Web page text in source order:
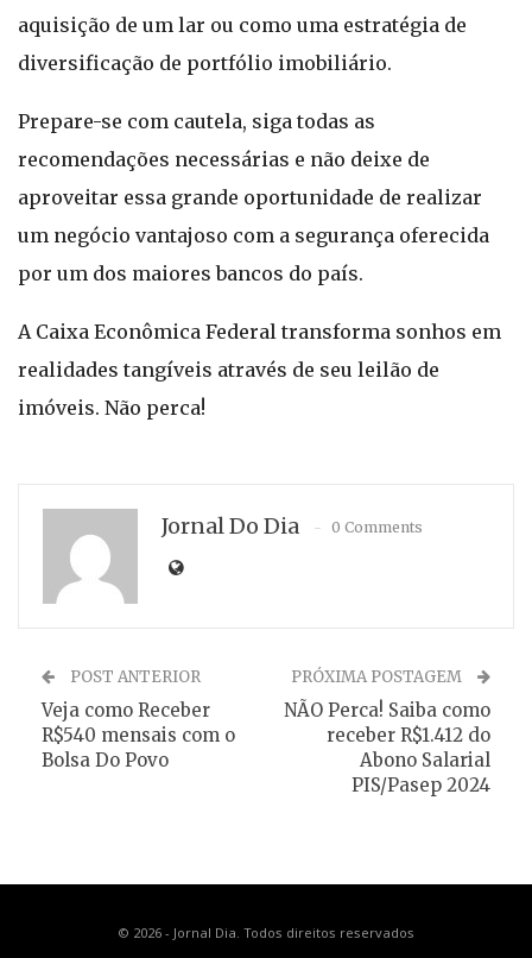
aquisição de um lar ou como uma estratégia de
diversificação de portfólio imobiliário.
Prepare-se com cautela, siga todas as
recomendações necessárias e não deixe de
aproveitar essa grande oportunidade de realizar
um negócio vantajoso com a segurança oferecida
por um dos maiores bancos do país.
A Caixa Econômica Federal transforma sonhos em
realidades tangíveis através de seu leilão de
imóveis. Não perca!
Jornal Do Dia 0 Comments
POST ANTERIOR
Veja como Receber
R$540 mensais com o
Bolsa Do Povo
PRÓXIMA POSTAGEM
NÃO Perca! Saiba como
receber R$1.412 do
Abono Salarial
PIS/Pasep 2024
© 2026 - Jornal Dia. Todos direitos reservados